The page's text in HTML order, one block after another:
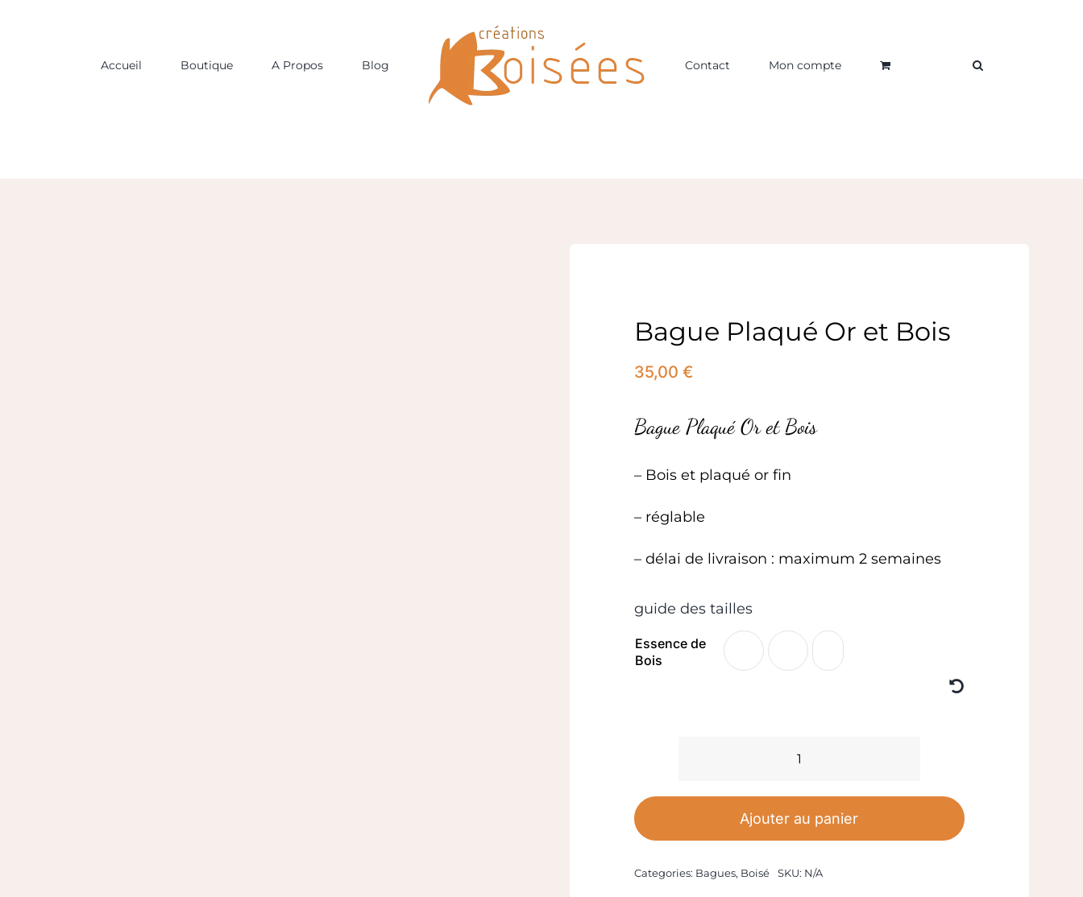
Accueil Boutique A Propos Blog Contact Mon compte
Bague Plaqué Or et Bois
35,00 €
Bague Plaqué Or et Bois
– Bois et plaqué or fin
– réglable
– délai de livraison : maximum 2 semaines
guide des tailles
Essence de
Bois
Bague
et
Ajouter au panier
Categories: Bagues, Boisé SKU: N/A